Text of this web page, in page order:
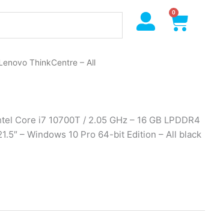
0
Cart
ThinkCentre – All
Core i7 10700T / 2.05 GHz – 16 GB LPDDR4
– Windows 10 Pro 64-bit Edition – All black